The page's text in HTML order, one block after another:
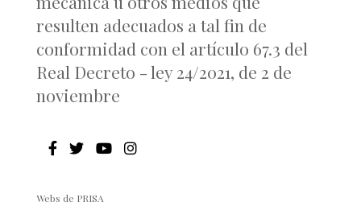
resulten adecuados a tal fin de
conformidad con el artículo 67.3 del
Real Decreto - ley 24/2021, de 2 de
noviembre
Webs de PRISA